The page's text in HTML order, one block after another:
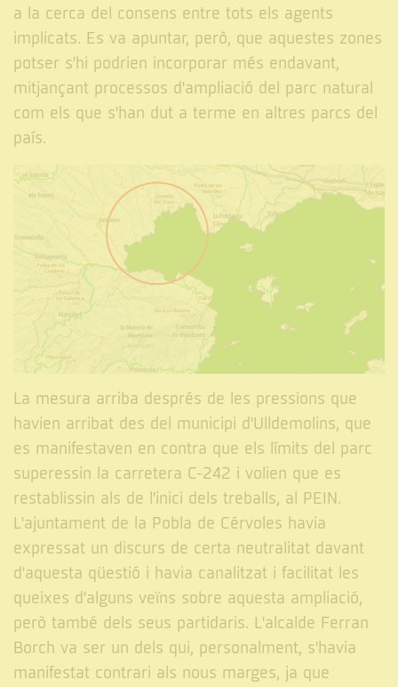
a la cerca del consens entre tots els agents
implicats. Es va apuntar, però, que aquestes zones
potser s'hi podrien incorporar més endavant,
mitjançant processos d'ampliació del parc natural
com els que s'han dut a terme en altres parcs del
país.
La mesura arriba després de les pressions que
havien arribat des del municipi d'Ulldemolins, que
es manifestaven en contra que els límits del parc
superessin la carretera C-242 i volien que es
restablissin als de l'inici dels treballs, al PEIN.
L'ajuntament de la Pobla de Cérvoles havia
expressat un discurs de certa neutralitat davant
d'aquesta qüestió i havia canalitzat i facilitat les
queixes d'alguns veïns sobre aquesta ampliació,
però també dels seus partidaris. L'alcalde Ferran
Borch va ser un dels qui, personalment, s'havia
manifestat contrari als nous marges, ja que